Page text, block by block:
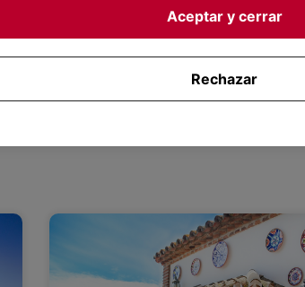
Aceptar y cerrar
Rechazar